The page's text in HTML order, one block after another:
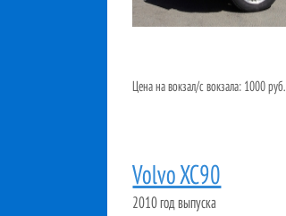
Цена на вокзал/с вокзала: 1000 руб.
Volvo XC90
2010 год выпуска